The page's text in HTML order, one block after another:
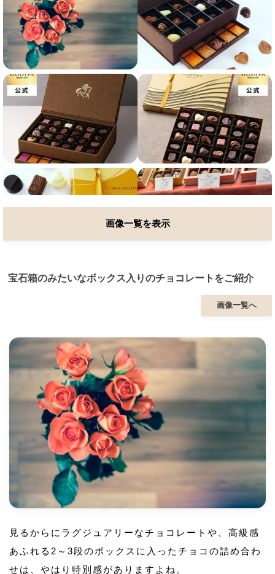
画像一覧を表示
宝石箱のみたいなボックス入りのチョコレートをご紹介
画像一覧へ
見るからにラグジュアリーなチョコレートや、高級感
あふれる2～3段のボックスに入ったチョコの詰め合わ
せは、やはり特別感がありますよね。